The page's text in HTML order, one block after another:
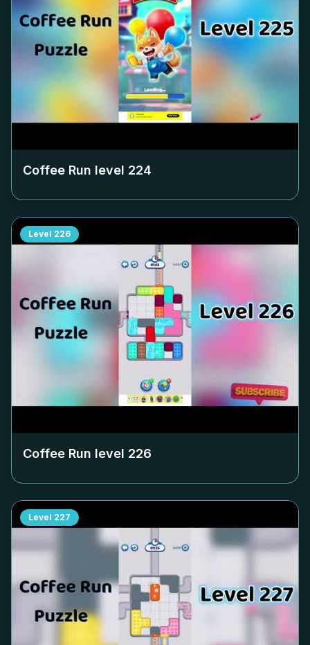
Coffee Run level 224
Level 226
Coffee Run level 226
Level 227